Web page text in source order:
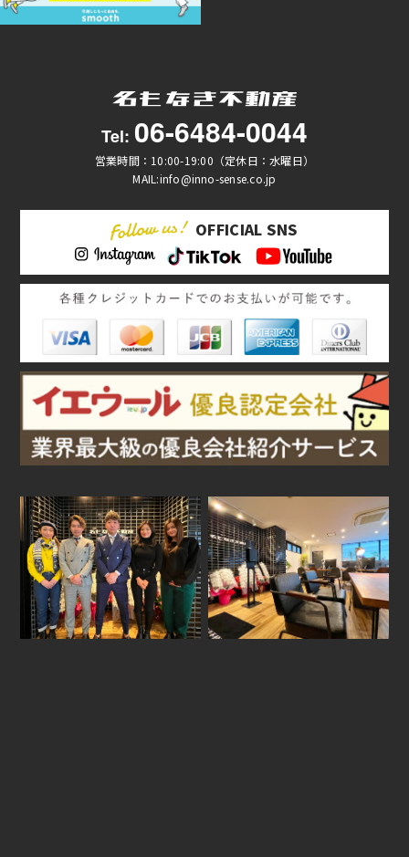
Tel: 06-6484-0044
営業時間：10:00-19:00（定休日：水曜日）
MAIL:info@inno-sense.co.jp
OFFICIAL SNS